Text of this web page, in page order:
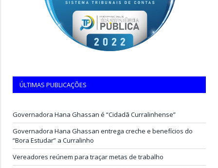
ÚLTIMAS PUBLICAÇÕES
Governadora Hana Ghassan é “Cidadã Curralinhense”
Governadora Hana Ghassan entrega creche e benefícios do
“Bora Estudar” a Curralinho
Vereadores reúnem para traçar metas de trabalho